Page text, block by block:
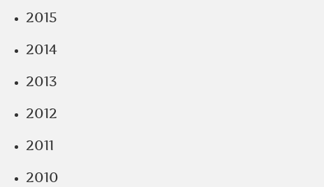
2015
2014
2013
2012
2011
2010